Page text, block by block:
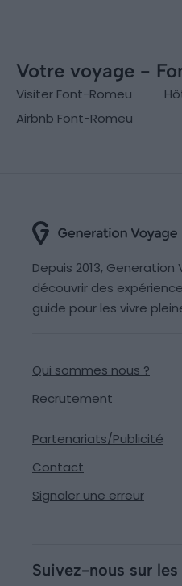
Votre voyage -
Visiter Font-Romeu
Airbnb Font-Romeu
Depuis 2013,
découvrir des
guide pour les vivre
Qui sommes nous ?
Recrutement
Partenariats/Publicité
Contact
Signaler une erreur
Suivez-nous sur les